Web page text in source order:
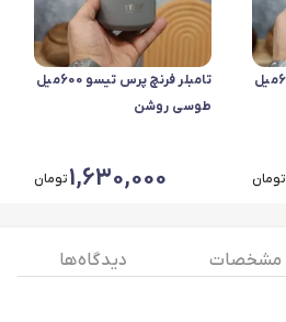
تامبلر فرنچ پرس تیسو 600میل
تومان
تامبلر فرنچ پرس تیسو 600میل
طوسی روشن
1,630,000تومان
مشخصات
دیدگاه ها